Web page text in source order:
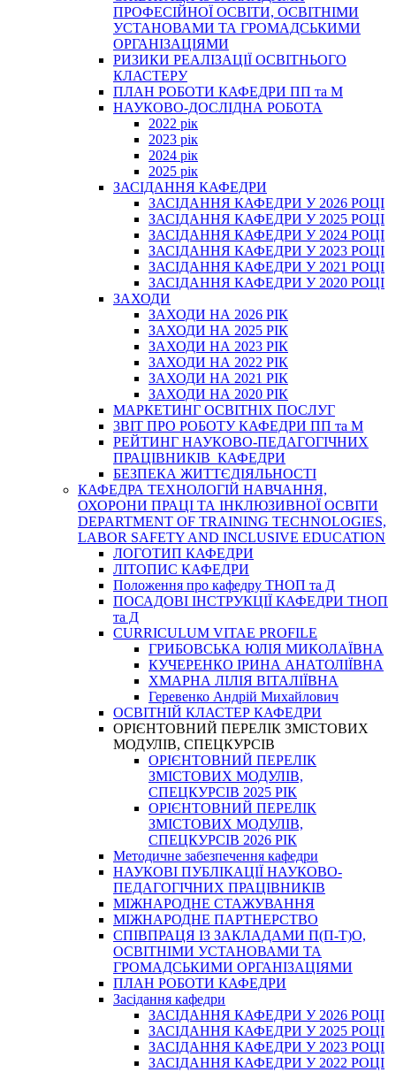
ПРОФЕСІЙНОЇ ОСВІТИ, ОСВІТНІМИ
УСТАНОВАМИ ТА ГРОМАДСЬКИМИ
ОРГАНІЗАЦІЯМИ
РИЗИКИ РЕАЛІЗАЦІЇ ОСВІТНЬОГО
КЛАСТЕРУ
ПЛАН РОБОТИ КАФЕДРИ ПП та М
НАУКОВО-ДОСЛІДНА РОБОТА
2022 рік
2023 рік
2024 рік
2025 рік
ЗАСІДАННЯ КАФЕДРИ
ЗАСІДАННЯ КАФЕДРИ У 2026 РОЦІ
ЗАСІДАННЯ КАФЕДРИ У 2025 РОЦІ
ЗАСІДАННЯ КАФЕДРИ У 2024 РОЦІ
ЗАСІДАННЯ КАФЕДРИ У 2023 РОЦІ
ЗАСІДАННЯ КАФЕДРИ У 2021 РОЦІ
ЗАСІДАННЯ КАФЕДРИ У 2020 РОЦІ
ЗАХОДИ
ЗАХОДИ НА 2026 РІК
ЗАХОДИ НА 2025 РІК
ЗАХОДИ НА 2023 РІК
ЗАХОДИ НА 2022 РІК
ЗАХОДИ НА 2021 РІК
ЗАХОДИ НА 2020 РІК
МАРКЕТИНГ ОСВІТНІХ ПОСЛУГ
3BIT ПРО РОБОТУ КАФЕДРИ ПП та М
РЕЙТИНГ НАУКОВО-ПЕДАГОГІЧНИХ
ПРАЦІВНИКІВ КАФЕДРИ
БЕЗПЕКА ЖИТТЄДІЯЛЬНОСТІ
КАФЕДРА ТЕХНОЛОГІЙ НАВЧАННЯ,
ОХОРОНИ ПРАЦІ ТА ІНКЛЮЗИВНОЇ ОСВІТИ
DEPARTMENT OF TRAINING TECHNOLOGIES,
LABOR SAFETY AND INCLUSIVE EDUCATION
ЛОГОТИП КАФЕДРИ
ЛІТОПИС КАФЕДРИ
Положення про кафедру ТНОП та Д
ПОСАДОВІ ІНСТРУКЦІЇ КАФЕДРИ ТНОП
та Д
CURRICULUM VITAE PROFILE
ГРИБОВСЬКА ЮЛІЯ МИКОЛАЇВНА
КУЧЕРЕНКО ІРИНА АНАТОЛІЇВНА
ХМАРНА ЛІЛІЯ ВІТАЛІЇВНА
Геревенко Андрій Михайлович
ОСВІТНІЙ КЛАСТЕР КАФЕДРИ
ОРІЄНТОВНИЙ ПЕРЕЛІК ЗМІСТОВИХ
МОДУЛІВ, СПЕЦКУРСІВ
ОРІЄНТОВНИЙ ПЕРЕЛІК
ЗМІСТОВИХ МОДУЛІВ,
СПЕЦКУРСІВ 2025 РІК
ОРІЄНТОВНИЙ ПЕРЕЛІК
ЗМІСТОВИХ МОДУЛІВ,
СПЕЦКУРСІВ 2026 РІК
Методичне забезпечення кафедри
НАУКОВІ ПУБЛІКАЦІЇ НАУКОВО-
ПЕДАГОГІЧНИХ ПРАЦІВНИКІВ
МІЖНАРОДНЕ СТАЖУВАННЯ
МІЖНАРОДНЕ ПАРТНЕРСТВО
СПІВПРАЦЯ ІЗ ЗАКЛАДАМИ П(П-Т)О,
ОСВІТНІМИ УСТАНОВАМИ ТА
ГРОМАДСЬКИМИ ОРГАНІЗАЦІЯМИ
ПЛАН РОБОТИ КАФЕДРИ
Засідання кафедри
ЗАСІДАННЯ КАФЕДРИ У 2026 РОЦІ
ЗАСІДАННЯ КАФЕДРИ У 2025 РОЦІ
ЗАСІДАННЯ КАФЕДРИ У 2023 РОЦІ
ЗАСІДАННЯ КАФЕДРИ У 2022 РОЦІ